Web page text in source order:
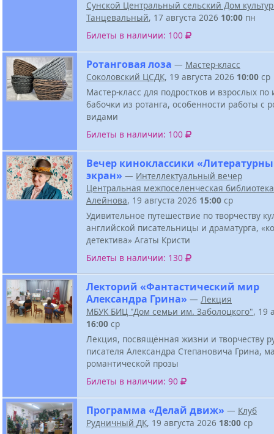
Сунской Центральный сельский Дом
Танцевальный, 17 августа 2026 10:00 пн
Билеты в наличии: 100
Ротанговая лоза — Мастер-класс
Соколовский ЦСДК, 19 августа 2026 10:00 ср
Мастер-класс для подростков и взрослых по
бабочки из ротанга, особенности работы с
видами
Билеты в наличии: 100
Вечер киноклассики
экран» — Интеллектуальный вечер
Центральная межпоселенческая
Алейнова, 19 августа 2026 15:00 ср
Удивительное путешествие по творчеству
английской писательницы и драматурга,
детектива» Агаты Кристи
Билеты в наличии: 130
Лекторий «Фантастический мир
Александра Грина» — Лекция
МБУК БИЦ "Дом семьи им. Заболоцкого", 19
16:00 ср
Лекция, посвящённая жизни и творчеству
писателя Александра Степановича Грина,
романтической прозы
Билеты в наличии: 90
Программа «Делай движ» — Клуб
Рудничный ДК, 19 августа 2026 18:00 ср